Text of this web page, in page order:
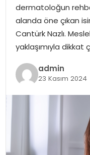
SAĞLIK
SOSYAL HABER
dermatoloğun
alanda öne çıkan
Cantürk Nazlı.
yaklaşımıyla dikkat
admin
23 Kasım 2024